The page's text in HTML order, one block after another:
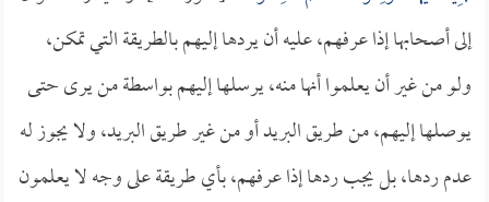
إلى أصحابها إذا عرفهم، عليه أن يردها إليهم بالطريقة التي تمكن،
ولو من غير أن يعلموا أنها منه، يرسلها إليهم بواسطة من يرى حتى
يوصلها إليهم، من طريق البريد أو من غير طريق البريد، ولا يجوز له
عدم ردها، بل يجب ردها إذا عرفهم، بأي طريقة على وجه لا يعلمون